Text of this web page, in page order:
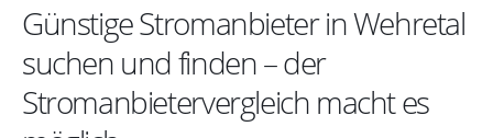
Günstige Stromanbieter in Wehretal
suchen und finden – der
Stromanbietervergleich macht es